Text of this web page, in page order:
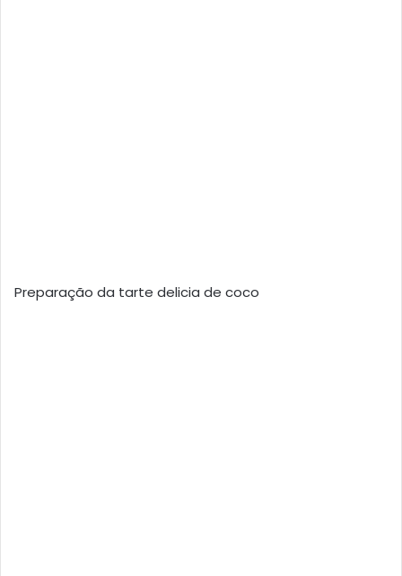
Preparação da tarte delicia de coco